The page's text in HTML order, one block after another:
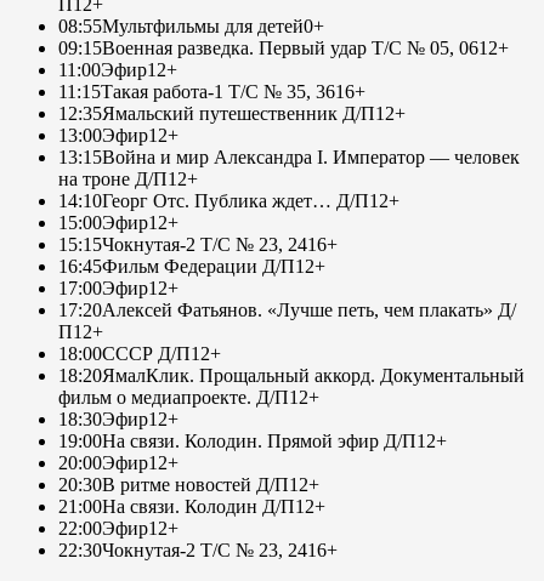
08:55Мультфильмы для детей0+
09:15Военная разведка. Первый удар Т/С № 05, 0612+
11:00Эфир12+
11:15Такая работа-1 Т/С № 35, 3616+
12:35Ямальский путешественник Д/П12+
13:00Эфир12+
13:15Война и мир Александра I. Император — человек
на троне Д/П12+
14:10Георг Отс. Публика ждет… Д/П12+
15:00Эфир12+
15:15Чокнутая-2 Т/С № 23, 2416+
16:45Фильм Федерации Д/П12+
17:00Эфир12+
17:20Алексей Фатьянов. «Лучше петь, чем плакать» Д/
П12+
18:00СССР Д/П12+
18:20ЯмалКлик. Прощальный аккорд. Документальный
фильм о медиапроекте. Д/П12+
18:30Эфир12+
19:00На связи. Колодин. Прямой эфир Д/П12+
20:00Эфир12+
20:30В ритме новостей Д/П12+
21:00На связи. Колодин Д/П12+
22:00Эфир12+
22:30Чокнутая-2 Т/С № 23, 2416+